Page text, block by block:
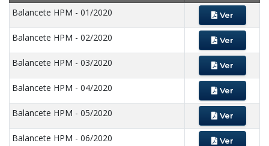
Balancete HPM - 01/2020
Ver
Balancete HPM - 02/2020 Ver
Balancete HPM - 03/2020 Ver
Balancete HPM - 04/2020 Ver
Balancete HPM - 05/2020 Ver
Balancete HPM - 06/2020 Ver